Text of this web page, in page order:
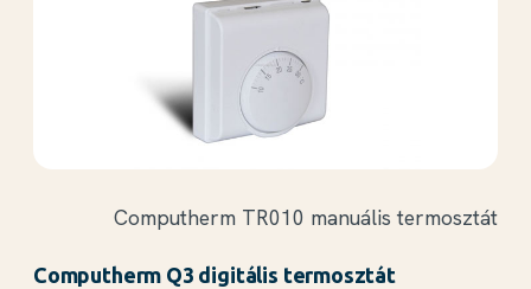
Computherm TR010 manuális termosztát
Computherm Q3 digitális termosztát